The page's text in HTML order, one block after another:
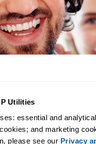
Utilities
essential and
and marketing
please see our Privacy